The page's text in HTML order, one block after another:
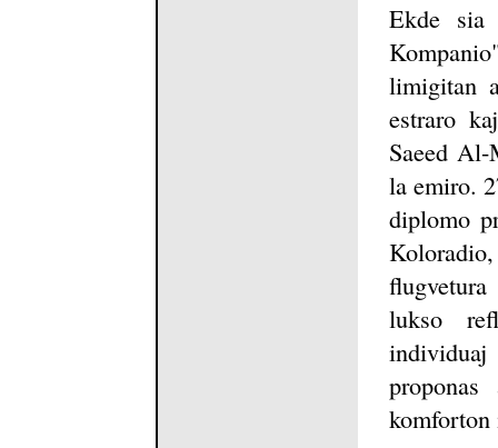
Ekde
limigitan
estraro
Saeed
la emiro.
diplomo
lukso